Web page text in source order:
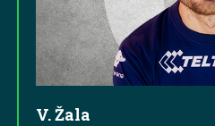
V. Žala